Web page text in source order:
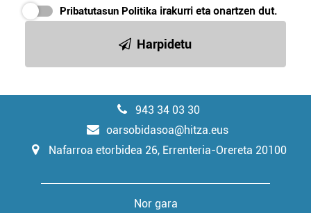
Pribatutasun Politika irakurri eta onartzen dut.
Harpidetu
943 34 03 30
oarsobidasoa@hitza.eus
Nafarroa etorbidea 26, Errenteria-Orereta 20100
Nor gara